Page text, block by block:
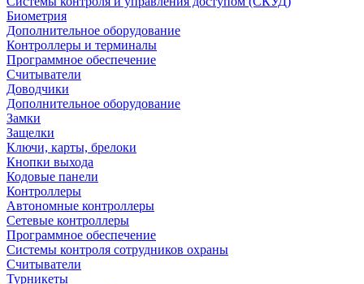
Биометрия
Дополнительное оборудование
Контроллеры и терминалы
Программное обеспечение
Считыватели
Доводчики
Дополнительное оборудование
Замки
Защелки
Ключи, карты, брелоки
Кнопки выхода
Кодовые панели
Контроллеры
Автономные контроллеры
Сетевые контроллеры
Программное обеспечение
Системы контроля сотрудников охраны
Считыватели
Турникеты